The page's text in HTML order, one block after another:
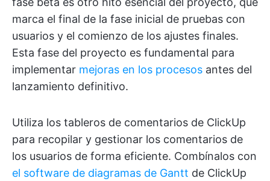
marca el final de la fase inicial de pruebas con
usuarios y el comienzo de los ajustes finales.
Esta fase del proyecto es fundamental para
implementar mejoras en los procesos antes del
lanzamiento definitivo.
Utiliza los tableros de comentarios de ClickUp
para recopilar y gestionar los comentarios de
los usuarios de forma eficiente. Combínalos con
el software de diagramas de Gantt de ClickUp